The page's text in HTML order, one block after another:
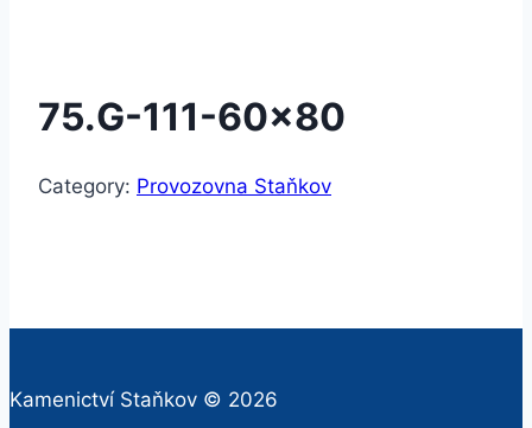
75.G-111-60×80
Category: Provozovna Staňkov
Kamenictví Staňkov © 2026